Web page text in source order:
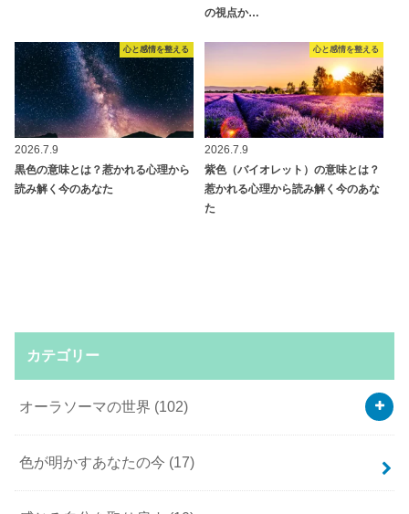
の視点か…
心と感情を整える
2026.7.9
黒色の意味とは？惹かれる心理から
読み解く今のあなた
心と感情を整える
2026.7.9
紫色（バイオレット）の意味とは？
惹かれる心理から読み解く今のあな
た
カテゴリー
オーラソーマの世界 (102)
色が明かすあなたの今 (17)